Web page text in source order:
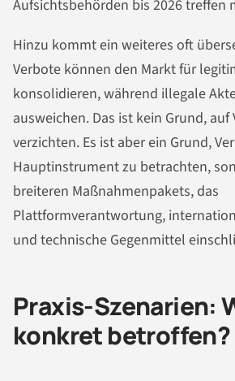
Aufsichtsbehörden bis 2026 treffen
Hinzu kommt ein weiteres oft
Verbote können den Markt für
konsolidieren, während illegale
ausweichen. Das ist kein Grund, auf
verzichten. Es ist aber ein Grund,
Hauptinstrument zu betrachten,
breiteren Maßnahmenpakets, das
Plattformverantwortung,
und technische Gegenmittel
Praxis-Szenarien:
konkret betroffen?